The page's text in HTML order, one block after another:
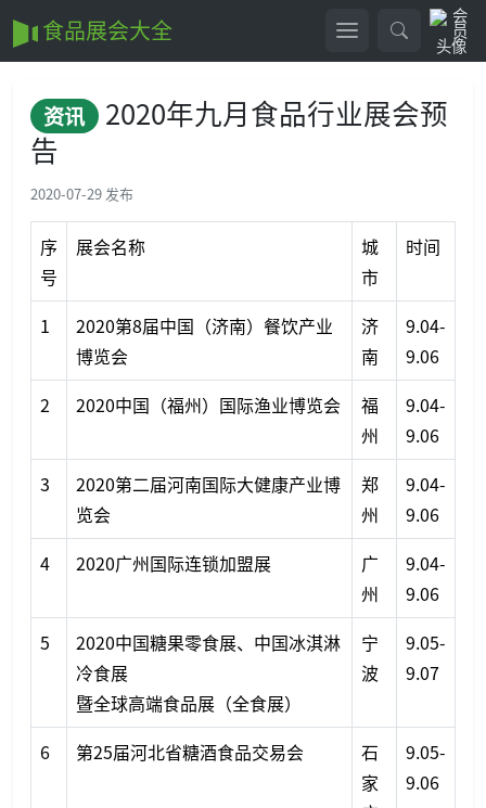
食品展会大全
资讯 2020年九月食品行业展会预
告
2020-07-29 发布
序
号
展会名称
城
市
时间
1
2020第8届中国（济南）餐饮产业
博览会
济
南
9.04-
9.06
2
2020中国（福州）国际渔业博览会
福
州
9.04-
9.06
3
2020第二届河南国际大健康产业博
览会
郑
州
9.04-
9.06
4
2020广州国际连锁加盟展
广
州
9.04-
9.06
5
2020中国糖果零食展、中国冰淇淋
冷食展
暨全球高端食品展（全食展）
宁
波
9.05-
9.07
6 第25届河北省糖酒食品交易会
石
家
9.05-
9.06